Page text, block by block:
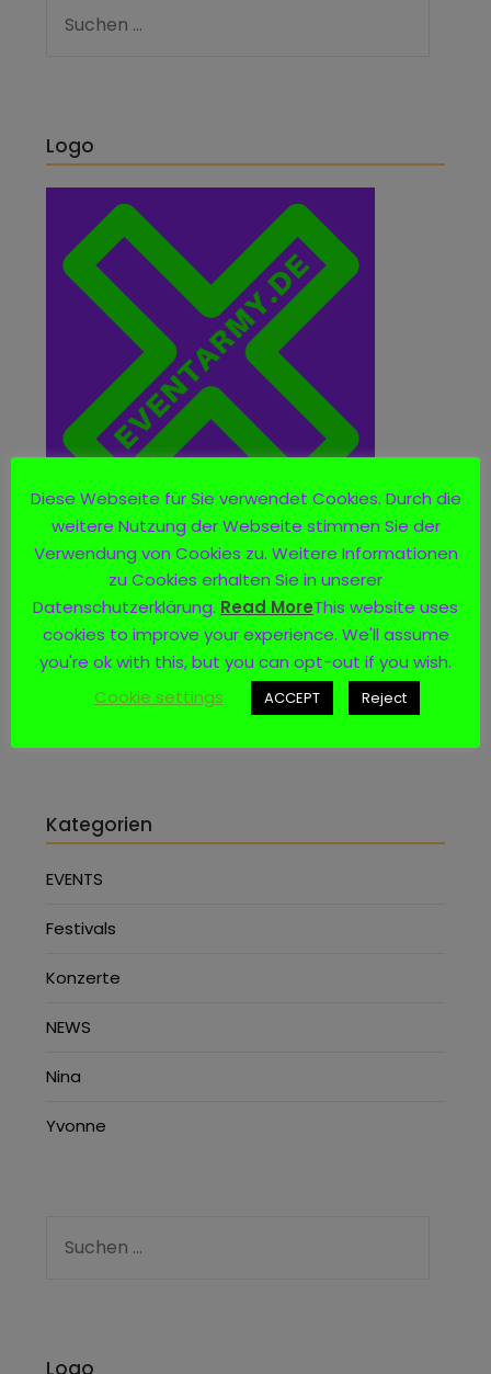
Logo
Social Media
Kategorien
EVENTS
Festivals
Konzerte
NEWS
Nina
Yvonne
Logo
Diese Webseite für Sie verwendet Cookies. Durch die
weitere Nutzung der Webseite stimmen Sie der
Verwendung von Cookies zu. Weitere Informationen
zu Cookies erhalten Sie in unserer
Datenschutzerklärung. Read MoreThis website uses
cookies to improve your experience. We'll assume
you're ok with this, but you can opt-out if you wish.
Cookie settings
ACCEPT Reject